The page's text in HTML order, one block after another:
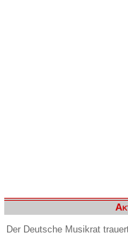
Der Deutsche Musikrat